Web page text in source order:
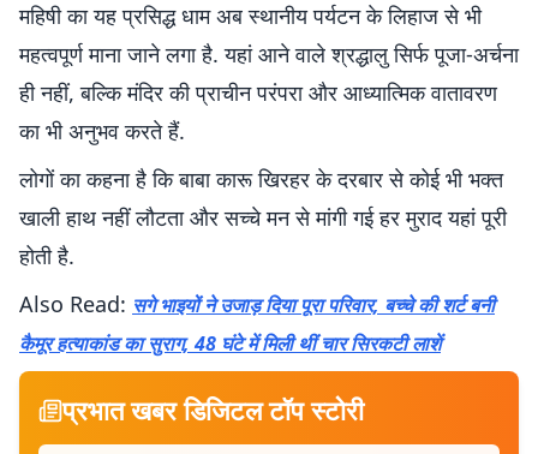
महिषी का यह प्रसिद्ध धाम अब स्थानीय पर्यटन के लिहाज से भी
महत्वपूर्ण माना जाने लगा है. यहां आने वाले श्रद्धालु सिर्फ पूजा-अर्चना
ही नहीं, बल्कि मंदिर की प्राचीन परंपरा और आध्यात्मिक वातावरण
का भी अनुभव करते हैं.
लोगों का कहना है कि बाबा कारू खिरहर के दरबार से कोई भी भक्त
खाली हाथ नहीं लौटता और सच्चे मन से मांगी गई हर मुराद यहां पूरी
होती है.
Also Read: सगे भाइयों ने उजाड़ दिया पूरा परिवार, बच्चे की शर्ट बनी
कैमूर हत्याकांड का सुराग, 48 घंटे में मिली थीं चार सिरकटी लाशें
प्रभात खबर डिजिटल टॉप स्टोरी